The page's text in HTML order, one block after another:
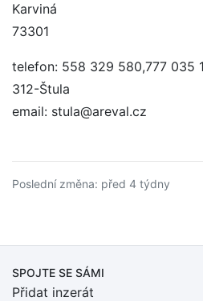
Karviná
73301
telefon: 558 329 580,777 035
312-Štula
email: stula@areval.cz
Poslední změna: před 4 týdny
SPOJTE SE SÁMI
Přidat inzerát